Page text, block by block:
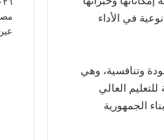
في الأداء
وتنافسية، وهي
العالي
بناء الجمهورية